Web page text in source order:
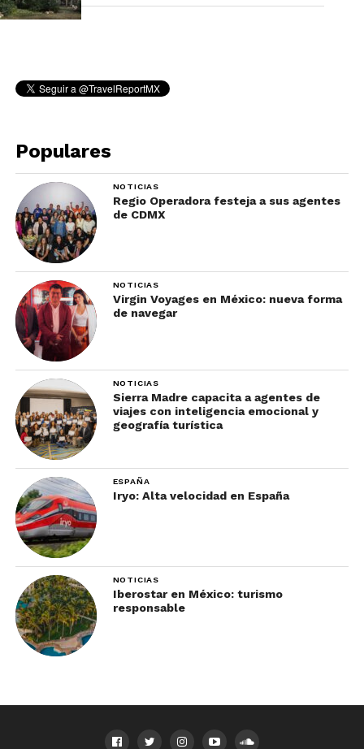
Populares
NOTICIAS
Regio Operadora festeja a sus agentes
de CDMX
NOTICIAS
Virgin Voyages en México: nueva forma
de navegar
NOTICIAS
Sierra Madre capacita a agentes de
viajes con inteligencia emocional y
geografía turística
ESPAÑA
Iryo: Alta velocidad en España
NOTICIAS
Iberostar en México: turismo
responsable